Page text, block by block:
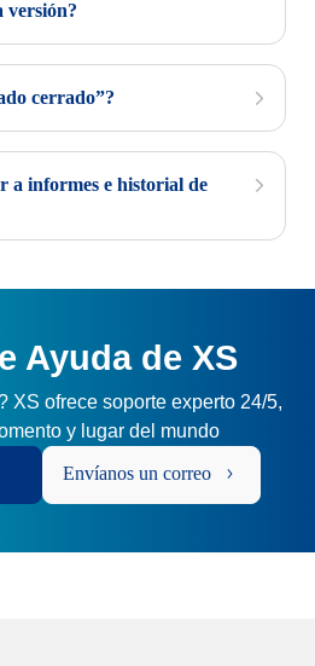
cerrado”?
a informes e historial de
Ayuda de XS
XS ofrece soporte experto 24/5,
y lugar del mundo
Envíanos un correo